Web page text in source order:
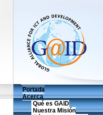
Portada
Acerca
Qué es GAID
Nuestra Misión